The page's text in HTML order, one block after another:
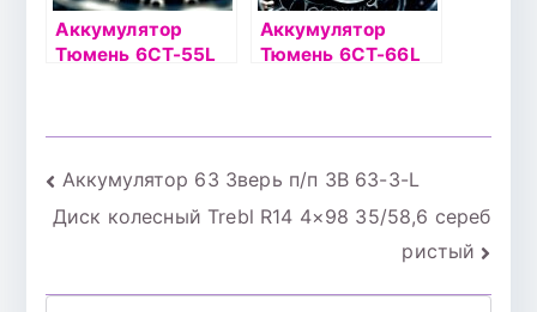
Аккумулятор
Тюмень 6СТ-55L
Аккумулятор
Тюмень 6СТ-66L
Навигация
по
записям
Аккумулятор 63 Зверь п/п 3В 63-3-L
Диск колесный Trebl R14 4×98 35/58,6 сереб
ристый